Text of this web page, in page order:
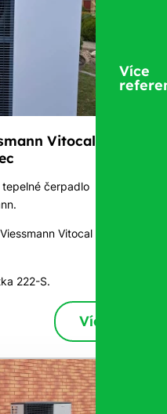
Vitocal 222-
čerpadlo
Vitocal 222-S
222-S.
Více
Více